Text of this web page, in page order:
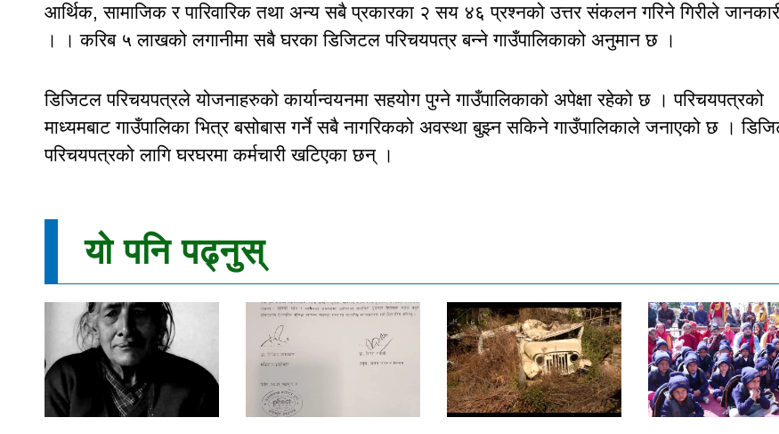
आर्थिक, सामाजिक र पारिवारिक तथा अन्य सबै प्रकारका २ सय ४६ प्रश्नको उत्तर संकलन गरिने गिरीले
। । करिब ५ लाखको लगानीमा सबै घरका डिजिटल परिचयपत्र बन्ने गाउँपालिकाको अनुमान छ ।
डिजिटल परिचयपत्रले योजनाहरुको कार्यान्वयनमा सहयोग पुग्ने गाउँपालिकाको अपेक्षा रहेको छ । परिचयपत्रको
माध्यमबाट गाउँपालिका भित्र बसोबास गर्ने सबै नागरिकको अवस्था बुझ्न सकिने गाउँपालिकाले जनाएको छ ।
परिचयपत्रको लागि घरघरमा कर्मचारी खटिएका छन् ।
यो पनि पढ्नुस्